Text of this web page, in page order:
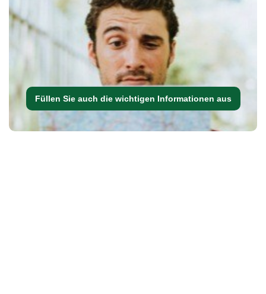
Füllen Sie auch die wichtigen Informationen aus